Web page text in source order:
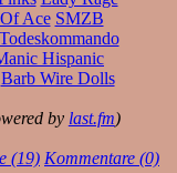
Ace SMZB
Todeskommando
Hispanic
Barb Wire Dolls
by last.fm)
(19) Kommentare (0)